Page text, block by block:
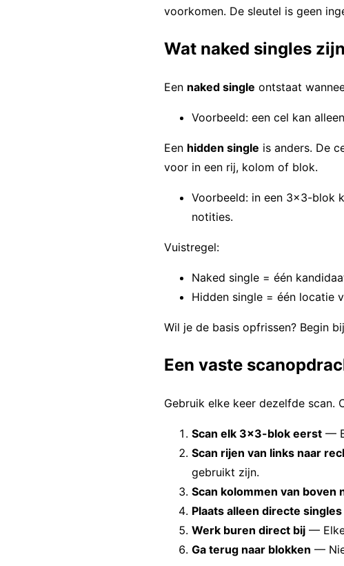
voorkomen. De sleutel is geen
Wat naked singles
Een naked single ontstaat
Voorbeeld: een cel kan
Een hidden single is anders. De
voor in een rij, kolom of blok.
Voorbeeld: in een 3×3-blok
notities.
Vuistregel:
Naked single = één
Hidden single = één locatie
Wil je de basis opfrissen? Begin bij
Een vaste
Gebruik elke keer dezelfde scan.
Scan elk 3×3-blok eerst —
Scan rijen van links naar
gebruikt zijn.
Scan kolommen van boven
Plaats alleen directe singles
Werk buren direct bij —
Ga terug naar blokken —